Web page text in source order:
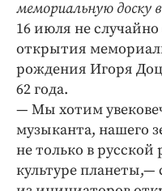
мемориальную доску
16 июля не
открытия
рождения Игоря
62 года.
— Мы хотим
музыканта, нашего
не только в
культуре планеты,—